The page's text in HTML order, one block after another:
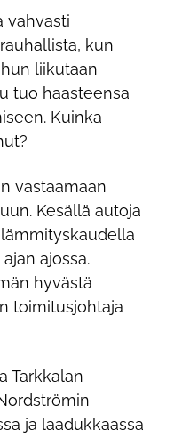
vahvasti
kun
liikutaan
tuo haasteensa
Kuinka
vastaamaan
Kesällä autoja
ajossa.
hyvästä
toimitusjohtaja
Tarkkalan
ja laadukkaassa